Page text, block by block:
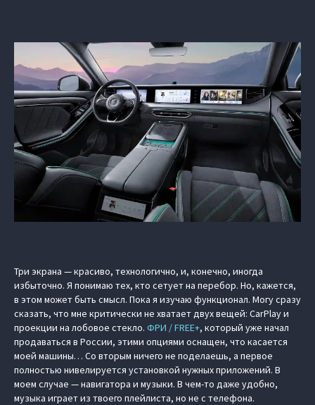
Три экрана — красиво, технологично, и, конечно, иногда
избыточно. Я понимаю тех, кто сетует на перебор. Но, кажется,
в этом может быть смысл. Пока я изучаю функционал. Могу сразу
сказать, что мне критически не хватает двух вещей: CarPlay и
проекции на лобовое стекло. ФРИ / FREE+, который уже начал
продаваться в России, этими опциями оснащен, что касается
моей машины… Со вторым ничего не поделаешь, а первое
полностью нивелируется установкой нужных приложений. В
моем случае — навигатора и музыки. В чем-то даже удобно,
музыка играет из твоего плейлиста, но не с телефона.